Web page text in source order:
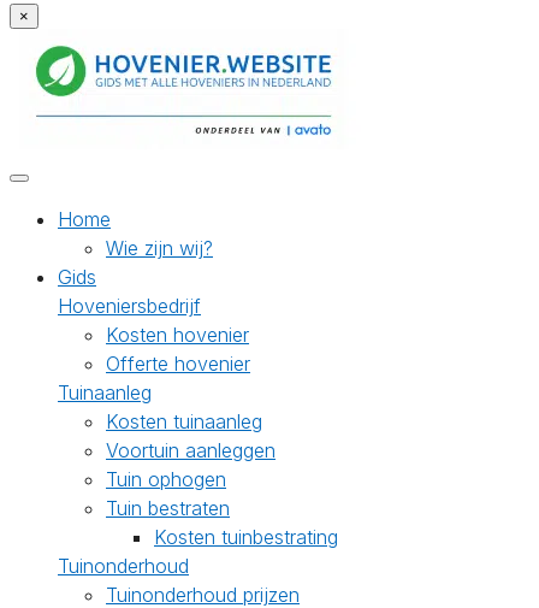
×
Home
Wie zijn wij?
Gids
Hoveniersbedrijf
Kosten hovenier
Offerte hovenier
Tuinaanleg
Kosten tuinaanleg
Voortuin aanleggen
Tuin ophogen
Tuin bestraten
Kosten tuinbestrating
Tuinonderhoud
Tuinonderhoud prijzen